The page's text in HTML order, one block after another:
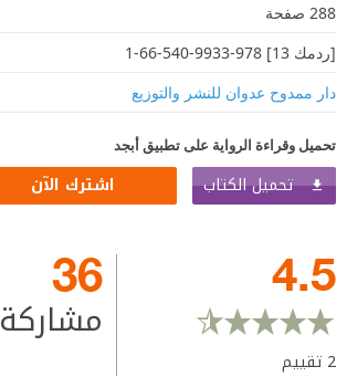
288 صفحة
[ردمك 13] 978-9933-540-66-1
دار ممدوح عدوان للنشر والتوزيع
تحميل وقراءة الرواية على تطبيق أبجد
تحميل الكتاب اشترك الآن
4.5
2 تقييم
36
مشاركة